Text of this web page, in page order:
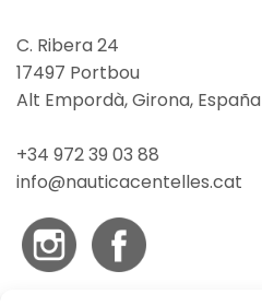
C. Ribera 24
17497 Portbou
Alt Empordà, Girona, España
+34 972 39 03 88
info@nauticacentelles.cat